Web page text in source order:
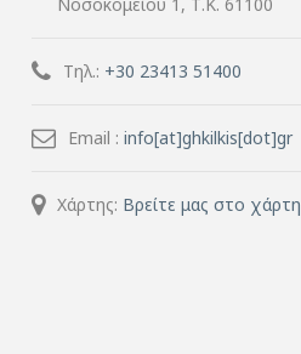
Τηλ.: +30 23413 51400
Email : info[at]ghkilkis[dot]gr
Χάρτης: Βρείτε μας στο χάρτη